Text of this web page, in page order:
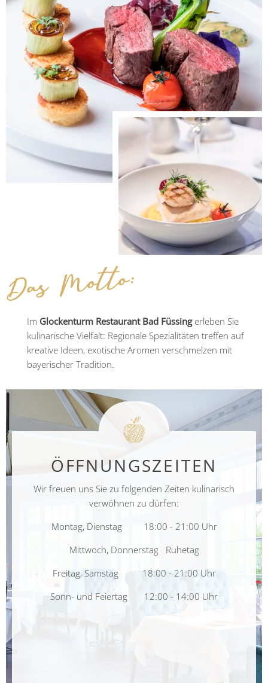
Das Motto:
Im Glockenturm Restaurant Bad Füssingerleben Sie
kulinarische Vielfalt: Regionale Spezialitäten treffen auf
kreative Ideen, exotische Aromen verschmelzen mit
bayerischer Tradition.
ÖFFNUNGSZEITEN
Wir freuen uns Sie zu folgenden Zeiten kulinarisch
verwöhnen zu dürfen:
Montag, Dienstag 18:00 - 21:00 Uhr
Mittwoch, Donnerstag Ruhetag
Freitag, Samstag 18:00 - 21:00 Uhr
Sonn- und Feiertag 12:00 - 14:00 Uhr